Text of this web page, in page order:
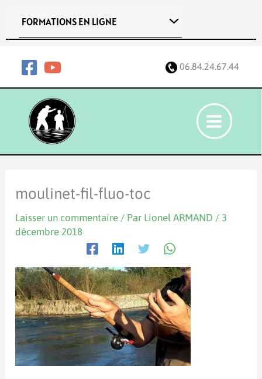
FORMATIONS EN LIGNE
06.84.24.67.44
moulinet-fil-fluo-toc
Laisser un commentaire / Par Lionel ARMAND / 3
décembre 2018